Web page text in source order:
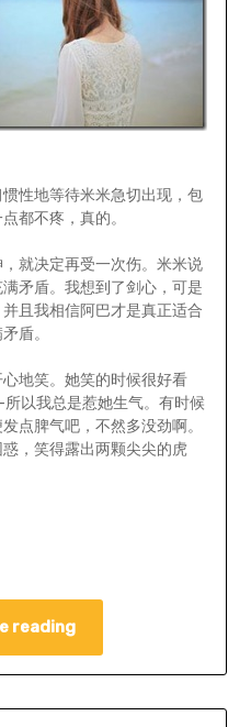
性地等待米米急切出现，包
都不疼，真的。
就决定再受一次伤。米米说
矛盾。我想到了剑心，可是
且我相信阿巴才是真正适合
盾。
地笑。她笑的时候很好看
以我总是惹她生气。有时候
点脾气吧，不然多没劲啊。
，笑得露出两颗尖尖的虎
reading